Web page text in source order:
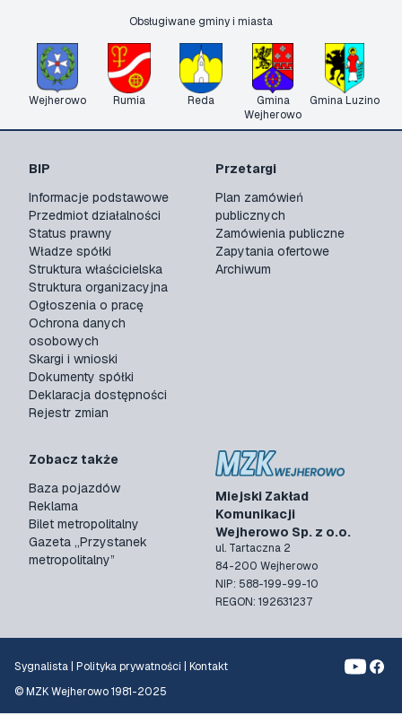
Obsługiwane gminy i miasta
Wejherowo Rumia Reda
Gmina
Wejherowo
Gmina Luzino
Miejski Zakład
Komunikacji
Wejherowo Sp. z o.o.
ul. Tartaczna 2
84-200 Wejherowo
NIP: 588-199-99-10
REGON: 192631237
BIP
Informacje podstawowe
Przedmiot działalności
Status prawny
Władze spółki
Struktura właścicielska
Struktura organizacyjna
Ogłoszenia o pracę
Ochrona danych
osobowych
Skargi i wnioski
Dokumenty spółki
Deklaracja dostępności
Rejestr zmian
Przetargi
Plan zamówień
publicznych
Zamówienia publiczne
Zapytania ofertowe
Archiwum
Zobacz także
Baza pojazdów
Reklama
Bilet metropolitalny
Gazeta „Przystanek
metropolitalny”
Sygnalista Polityka prywatności
Kontakt
© MZK Wejherowo 1981-2025